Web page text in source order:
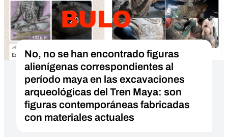
No, no se han encontrado figuras
alienígenas correspondientes al
período maya en las excavaciones
arqueológicas del Tren Maya: son
figuras contemporáneas fabricadas
con materiales actuales